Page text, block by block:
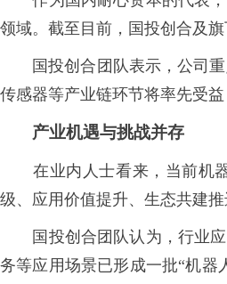
领域。截至目前，国投创合及
国投创合团队表示，公司重
传感器等产业链环节将率先受
产业机遇与挑战并存
在业内人士看来，当前机器
级、应用价值提升、生态共建
国投创合团队认为，行业应
务等应用场景已形成一批“机器